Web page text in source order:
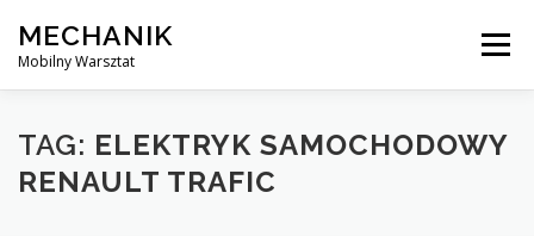
content
MECHANIK
Mobilny Warsztat
Menu
MOBILNY MECHANIK ELEKTRYK SAMOCHODOWY
TAG: ELEKTRYK SAMOCHODOWY
RENAULT TRAFIC